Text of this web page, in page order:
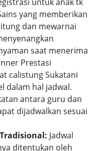
yang memberikan
dan mewarnai
saat menerima
Prestasi
calistung Sukatani
dalam hal jadwal.
antara guru dan
dijadwalkan sesuai
Jadwal
ditentukan oleh